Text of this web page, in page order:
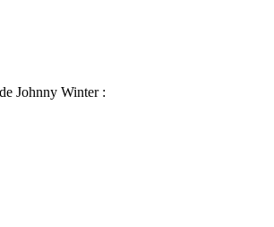
Johnny Winter :